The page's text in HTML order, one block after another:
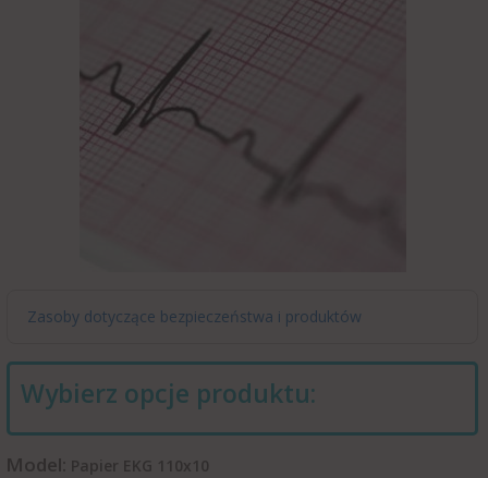
Zasoby dotyczące bezpieczeństwa i produktów
Wybierz opcje produktu:
Model: Papier EKG 110x10